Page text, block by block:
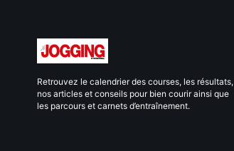
Retrouvez le calendrier des courses, les résultats,
nos articles et conseils pour bien courir ainsi que
les parcours et carnets d’entraînement.